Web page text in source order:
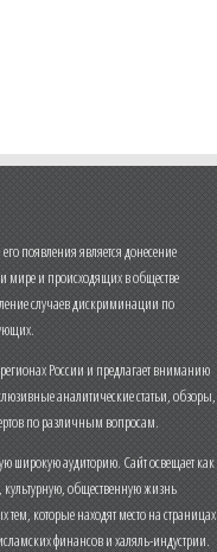
появления является донесение
мире и происходящих в обществе
случаев дискриминации по
России и предлагает вниманию
аналитические статьи, обзоры,
по различным вопросам.
широкую аудиторию. Сайт освещает как
общественную жизнь
которые находят место на страницах
финансов и халяль-индустрии.